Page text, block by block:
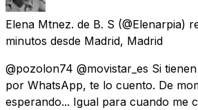
Elena Mtnez. de B. S (@Elenarpia)
minutos desde Madrid, Madrid
@pozolon74 @movistar_es Si
por WhatsApp, te lo cuento. De
esperando... Igual para cuando me